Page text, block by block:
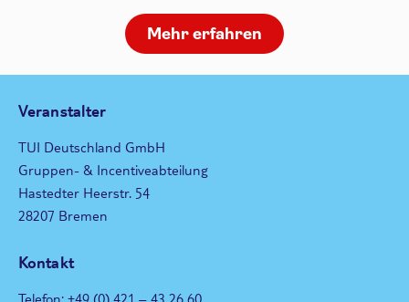
Mehr erfahren
Veranstalter
TUI Deutschland GmbH
Gruppen- & Incentiveabteilung
Hastedter Heerstr. 54
28207 Bremen
Kontakt
Telefon: +49 (0) 421 – 43 26 60